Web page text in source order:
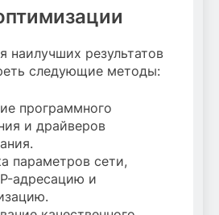
наилучших результатов
следующие методы:
программного
и драйверов
параметров сети,
адресацию и